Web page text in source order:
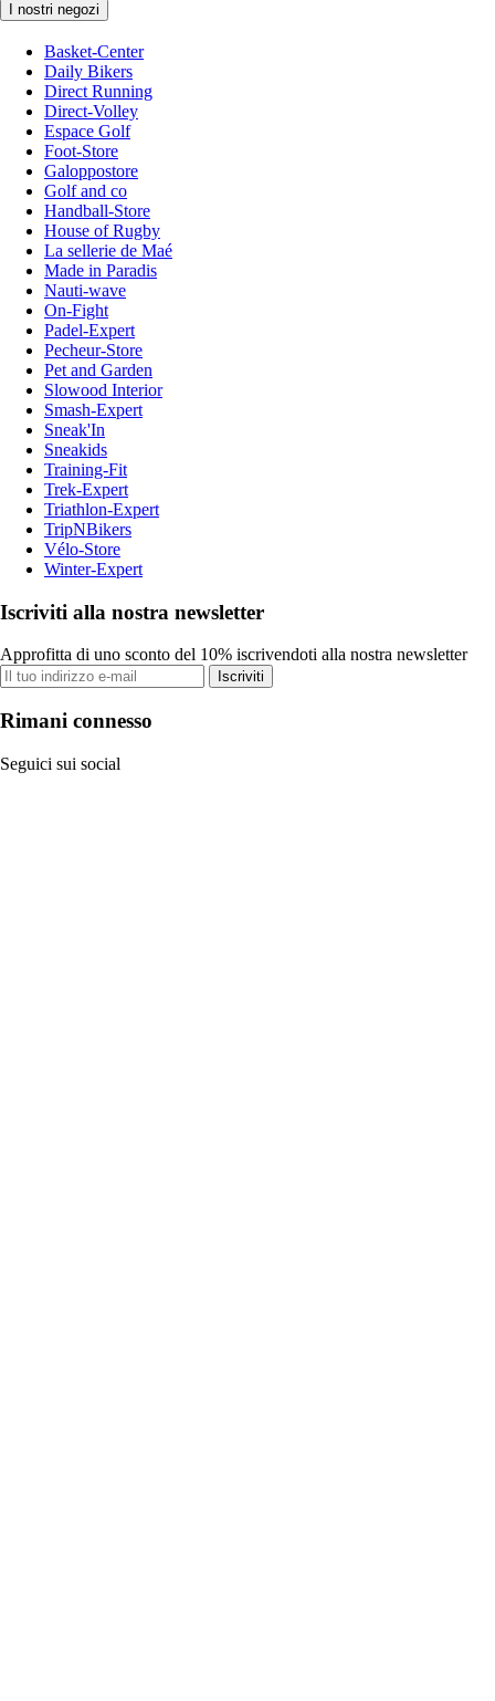
I nostri negozi
Basket-Center
Daily Bikers
Direct Running
Direct-Volley
Espace Golf
Foot-Store
Galoppostore
Golf and co
Handball-Store
House of Rugby
La sellerie de Maé
Made in Paradis
Nauti-wave
On-Fight
Padel-Expert
Pecheur-Store
Pet and Garden
Slowood Interior
Smash-Expert
Sneak'In
Sneakids
Training-Fit
Trek-Expert
Triathlon-Expert
TripNBikers
Vélo-Store
Winter-Expert
Iscriviti alla nostra newsletter
Approfitta di uno sconto del 10% iscrivendoti alla nostra newsletter
Iscriviti
Rimani connesso
Seguici sui social